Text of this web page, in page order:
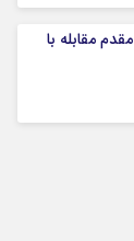
مقابله با